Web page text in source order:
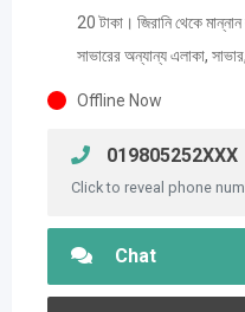
20 টাকা। জিরানি থেকে
সাভারের অন্যান্য এলাকা,
Offline Now
019805252XXX
Click to reveal phone
Chat